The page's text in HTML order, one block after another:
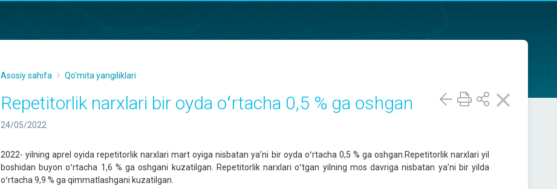
Asosiy sahifa Qo'mita yangiliklari
Repetitorlik narxlari bir oyda oʻrtacha 0,5 % ga oshgan
24/05/2022
2022- yilning aprel oyida repetitorlik narxlari mart oyiga nisbatan yaʼni bir oyda oʻrtacha 0,5 % ga oshgan.Repetitorlik narxlari yil
boshidan buyon oʻrtacha 1,6 % ga oshgani kuzatilgan. Repetitorlik narxlari oʻtgan yilning mos davriga nisbatan yaʼni bir yilda
oʻrtacha 9,9 % ga qimmatlashgani kuzatilgan.